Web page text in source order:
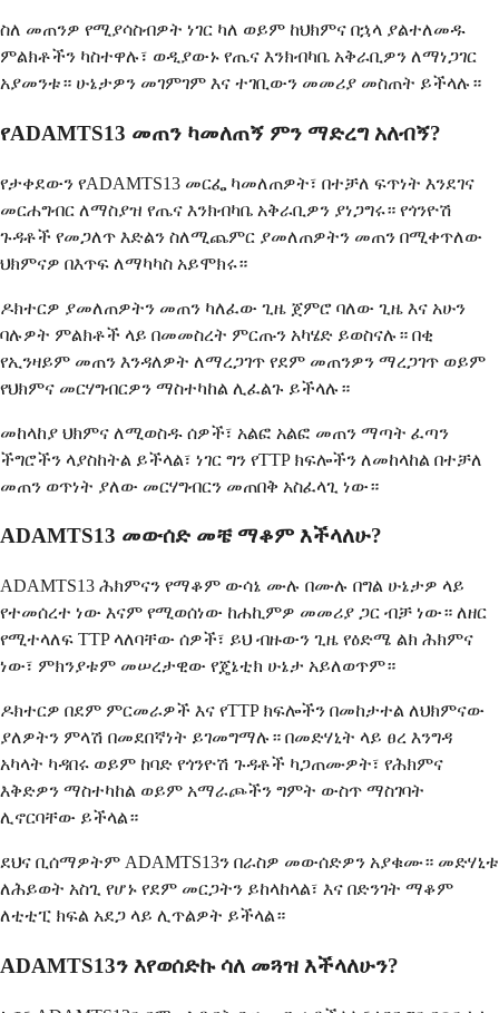
ስለ መጠንዎ የሚያሳስብዎት ነገር ካለ ወይም ከህክምና በኋላ ያልተለመዱ
ምልክቶችን ካስተዋሉ፣ ወዲያውኑ የጤና እንክብካቤ አቅራቢዎን ለማነጋገር
አያመንቱ። ሁኔታዎን መገምገም እና ተገቢውን መመሪያ መስጠት ይችላሉ።
የADAMTS13 መጠን ካመለጠኝ ምን ማድረግ አለብኝ?
የታቀደውን የADAMTS13 መርፌ ካመለጠዎት፣ በተቻለ ፍጥነት እንደገና
መርሐግብር ለማስያዝ የጤና እንክብካቤ አቅራቢዎን ያነጋግሩ። የጎንዮሽ
ጉዳቶች የመጋለጥ እድልን ስለሚጨምር ያመለጠዎትን መጠን በሚቀጥለው
ህክምናዎ በእጥፍ ለማካካስ አይሞክሩ።
ዶክተርዎ ያመለጠዎትን መጠን ካለፈው ጊዜ ጀምሮ ባለው ጊዜ እና አሁን
ባሉዎት ምልክቶች ላይ በመመስረት ምርጡን አካሄድ ይወስናሉ። በቂ
የኢንዛይም መጠን እንዳለዎት ለማረጋገጥ የደም መጠንዎን ማረጋገጥ ወይም
የህክምና መርሃግብርዎን ማስተካከል ሊፈልጉ ይችላሉ።
መከላከያ ህክምና ለሚወስዱ ሰዎች፣ አልፎ አልፎ መጠን ማጣት ፈጣን
ችግሮችን ላያስከትል ይችላል፣ ነገር ግን የTTP ክፍሎችን ለመከላከል በተቻለ
መጠን ወጥነት ያለው መርሃግብርን መጠበቅ አስፈላጊ ነው።
ADAMTS13 መውሰድ መቼ ማቆም እችላለሁ?
ADAMTS13 ሕክምናን የማቆም ውሳኔ ሙሉ በሙሉ በግል ሁኔታዎ ላይ
የተመሰረተ ነው እናም የሚወሰነው ከሐኪምዎ መመሪያ ጋር ብቻ ነው። ለዘር
የሚተላለፍ TTP ላለባቸው ሰዎች፣ ይህ ብዙውን ጊዜ የዕድሜ ልክ ሕክምና
ነው፣ ምክንያቱም መሠረታዊው የጄኔቲክ ሁኔታ አይለወጥም።
ዶክተርዎ በደም ምርመራዎች እና የTTP ክፍሎችን በመከታተል ለህክምናው
ያለዎትን ምላሽ በመደበኛነት ይገመግማሉ። በመድሃኒት ላይ ፀረ እንግዳ
አካላት ካዳበሩ ወይም ከባድ የጎንዮሽ ጉዳቶች ካጋጠሙዎት፣ የሕክምና
እቅድዎን ማስተካከል ወይም አማራጮችን ግምት ውስጥ ማስገባት
ሊኖርባቸው ይችላል።
ደህና ቢሰማዎትም ADAMTS13ን በራስዎ መውሰድዎን አያቁሙ። መድሃኒቱ
ለሕይወት አስጊ የሆኑ የደም መርጋትን ይከላከላል፣ እና በድንገት ማቆም
ለቲቲፒ ክፍል አደጋ ላይ ሊጥልዎት ይችላል።
ADAMTS13ን እየወሰድኩ ሳለ መጓዝ እችላለሁን?